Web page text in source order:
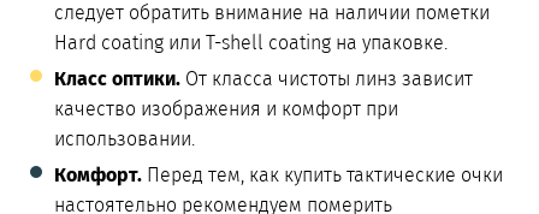
следует обратить внимание на наличии пометки
Hard coating или T-shell coating на упаковке.
Класс оптики. От класса чистоты линз зависит
качество изображения и комфорт при
использовании.
Комфорт. Перед тем, как купить тактические очки
настоятельно рекомендуем померить